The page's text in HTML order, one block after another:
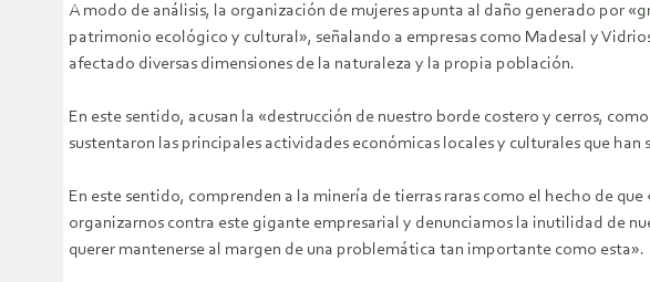
A modo de análisis, la organización de mujeres apunta al daño generado por
patrimonio ecológico y cultural», señalando a empresas como Madesal y
afectado diversas dimensiones de la naturaleza y la propia población.
En este sentido, acusan la «destrucción de nuestro borde costero y cerros,
sustentaron las principales actividades económicas locales y culturales que han
En este sentido, comprenden a la minería de tierras raras como el hecho de
organizarnos contra este gigante empresarial y denunciamos la inutilidad de
querer mantenerse al margen de una problemática tan importante como esta».